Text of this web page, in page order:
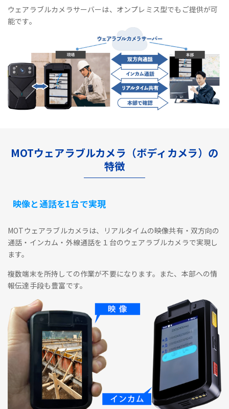
ウェアラブルカメラサーバーは、オンプレミス型でもご提供が可
能です。
MOTウェアラブルカメラ（ボディカメラ）の
特徴
映像と通話を1台で実現
MOTウェアラブルカメラは、リアルタイムの映像共有・双方向の
通話・インカム・外線通話を１台のウェアラブルカメラで実現し
ます。
複数端末を所持しての作業が不要になります。また、本部への情
報伝達手段も豊富です。